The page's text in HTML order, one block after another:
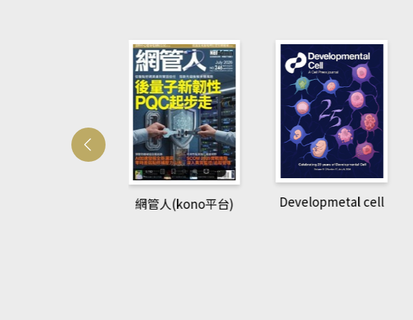
網管人(kono平台) Developmetal cell
Pattern